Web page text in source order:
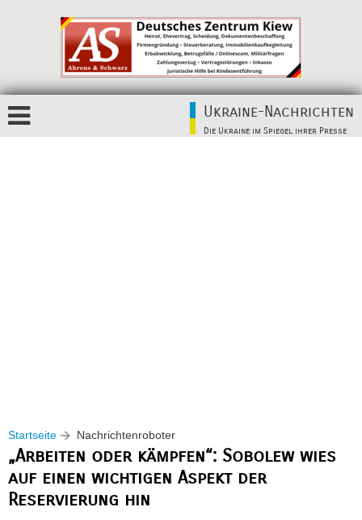
Ukraine-Nachrichten
Die Ukraine im Spiegel ihrer Presse
Startseite Nachrichtenroboter
„Arbeiten oder kämpfen“: Sobolew wies
auf einen wichtigen Aspekt der
Reservierung hin